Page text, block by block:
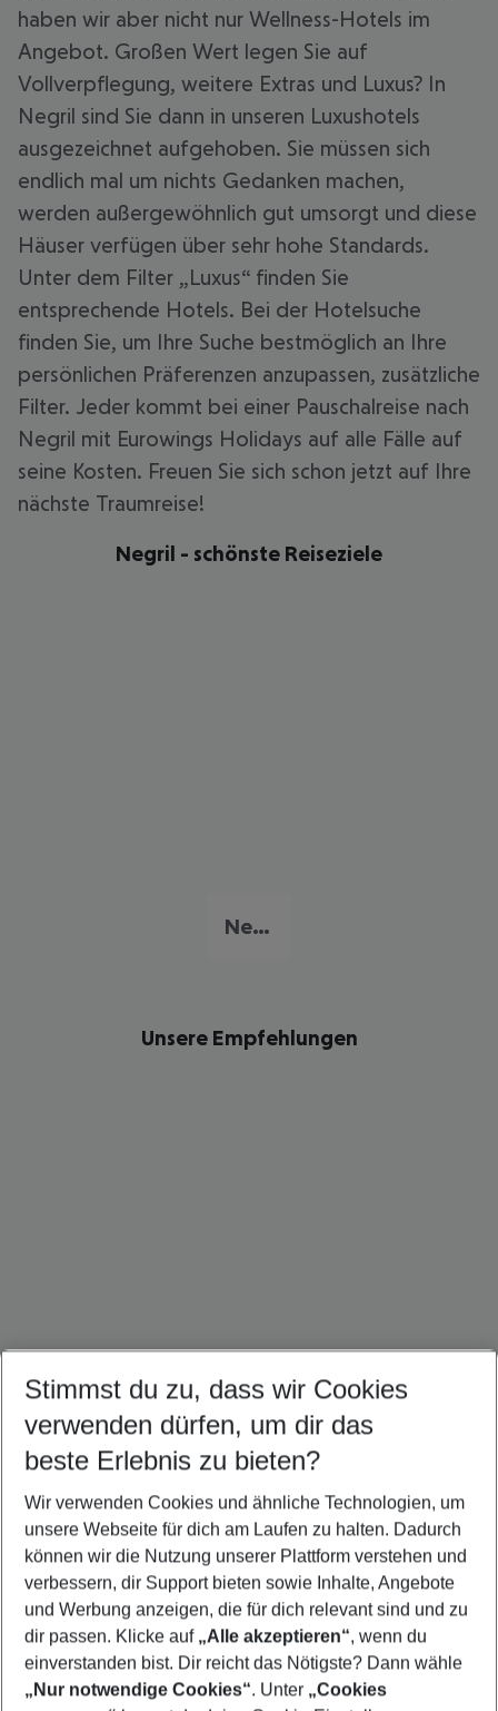
haben wir aber nicht nur Wellness-Hotels im
Angebot. Großen Wert legen Sie auf
Vollverpflegung, weitere Extras und Luxus? In
Negril sind Sie dann in unseren Luxushotels
ausgezeichnet aufgehoben. Sie müssen sich
endlich mal um nichts Gedanken machen,
werden außergewöhnlich gut umsorgt und diese
Häuser verfügen über sehr hohe Standards.
Unter dem Filter „Luxus“ finden Sie
entsprechende Hotels. Bei der Hotelsuche
finden Sie, um Ihre Suche bestmöglich an Ihre
persönlichen Präferenzen anzupassen, zusätzliche
Filter. Jeder kommt bei einer Pauschalreise nach
Negril mit Eurowings Holidays auf alle Fälle auf
seine Kosten. Freuen Sie sich schon jetzt auf Ihre
nächste Traumreise!
Negril - schönste Reiseziele
Negril
Unsere Empfehlungen
Quicklinks
Flug & Hotel Negril
Urlaub Negril
Stimmst du zu, dass wir Cookies
verwenden dürfen, um dir das
beste Erlebnis zu bieten?
Wir verwenden Cookies und ähnliche Technologien, um
unsere Webseite für dich am Laufen zu halten. Dadurch
können wir die Nutzung unserer Plattform verstehen und
verbessern, dir Support bieten sowie Inhalte, Angebote
und Werbung anzeigen, die für dich relevant sind und zu
dir passen. Klicke auf „Alle akzeptieren“, wenn du
einverstanden bist. Dir reicht das Nötigste? Dann wähle
„Nur notwendige Cookies“. Unter „Cookies